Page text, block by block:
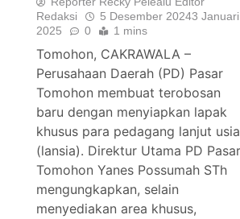
Redaksi
5 Desember 20243 Januari
2025
0 1 mins
Tomohon, CAKRAWALA –
Perusahaan Daerah (PD) Pasar
Tomohon membuat terobosan
baru dengan menyiapkan lapak
khusus para pedagang lanjut usia
(lansia). Direktur Utama PD
Tomohon Yanes Possumah STh
mengungkapkan, selain
menyediakan area khusus,